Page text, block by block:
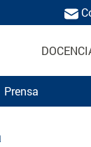
Prensa